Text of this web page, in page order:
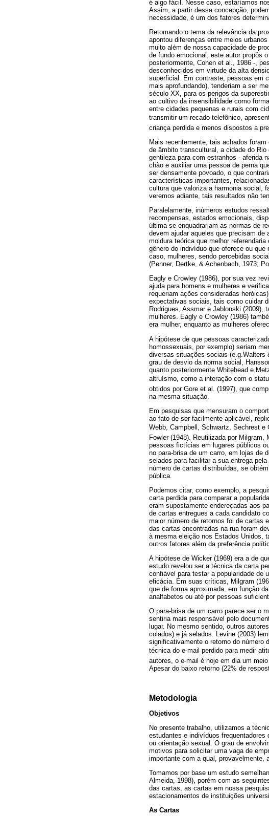
é algo fácil. Nesse caso, estaríamos
Assim, a partir dessa concepção,
necessidade, é um dos fatores
Retomando o tema da relevância da
apontou diferenças entre meios
muito além de nossa capacidade de
de fundo emocional, este autor propôs
posteriormente, Cohen et al., 1986 -,
desconhecidos em virtude da alta
superficial. Em contraste, pessoas em
mais aprofundando), tenderiam a ser
século XX, para os perigos da
ao cultivo da insensibilidade como
entre cidades pequenas e rurais com
transmitir um recado telefônico,
criança perdida e menos dispostos a
Mais recentemente, tais achados
de âmbito transcultural, a cidade do
gentileza para com estranhos - aferida
chão e auxiliar uma pessoa de perna
ser densamente povoado, o que
características importantes,
cultura que valoriza a harmonia social,
veremos adiante, tais resultados não
Paralelamente, inúmeros estudos
recompensas, estados emocionais,
última se enquadrariam as normas de
devem ajudar aqueles que precisam
moldura teórica que melhor
gênero do indivíduo que oferece ou
caso, mulheres, sendo percebidas
(Penner, Dertke, & Achenbach, 1973;
Eagly e Crowley (1986), por sua vez
ajuda para homens e mulheres e
requeriam ações consideradas
expectativas sociais, tais como cuidar
Rodrigues, Assmar e Jablonski (2009),
mulheres. Eagly e Crowley (1986)
era mulher, enquanto as mulheres
A hipótese de que pessoas
homossexuais, por exemplo) seriam
diversas situações sociais (e.g.Walters
grau de desvio da norma social,
quanto posteriormente Whitehead e
altruísmo, como a interação com o
obtidos por Gore et al. (1997), que
na mesma situação.
Em pesquisas que mensuram o
ao fato de ser facilmente aplicável,
Webb, Campbell, Schwartz, Sechrest e
Fowler (1948). Reutilizada por
pessoas fictícias em lugares públicos
no para-brisa de um carro, em lojas de
selados para facilitar a sua entrega
número de cartas distribuídas, se
pública.
Podemos citar, como exemplo, a
carta perdida para comparar a
eram supostamente endereçadas aos
de cartas entregues a cada candidato
maior número de retornos foi de cartas
das cartas encontradas na rua foram
à mesma eleição nos Estados Unidos,
outros fatores além da preferência
A hipótese de Wicker (1969) era a de
estudo revelou ser a técnica da carta
confiável para testar a popularidade de
eficácia. Em suas críticas, Milgram
que de forma aproximada, em função
analfabetos ou até por pessoas
O para-brisa de um carro parece ser o
sentiria mais responsável pelo
lugar. No mesmo sentido, outros
colados) e já selados. Levine (2003)
significativamente o retorno do número
técnica do e-mail perdido para medir
autores, o e-mail é hoje em dia um
Apesar do baixo retorno (22% de
Metodologia
Objetivos
No presente trabalho, utilizamos a
estudantes e indivíduos
ou orientação sexual. O grau de
motivos para solicitar uma vaga de
importante com a qual, provavelmente,
Tomamos por base um estudo
Almeida, 1998), porém com as
das cartas, as cartas em nossa
estacionamentos de instituições
As Cartas